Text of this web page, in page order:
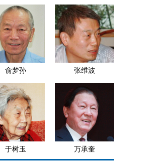
俞梦孙 张维波
于树玉 万承奎